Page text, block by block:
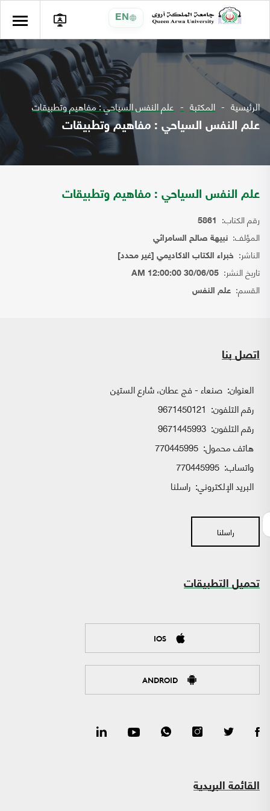
EN
الرئيسية المكتبة علم النفس السياحي : مفاهيم وتطبيقات
علم النفس السياحي : مفاهيم وتطبيقات
علم النفس السياحي : مفاهيم وتطبيقات
رقم الكتاب: 5861
المؤلف: نبيهة صالح السامرائي
الناشر: خبراء الكتاب الاكاديمي [غير محدد]
تاريخ النشر: 30/06/05 12:00:00 AM
القسم: علم النفس
اتصل بنا
العنوان: صنعاء - فج عطان، شارع الستين
رقم التلفون: 9671450121
رقم التلفون: 9671445993
هاتف محمول: 770445995
واتساب:
البريد الإلكتروني: راسلنا
راسلنا
تحميل التطبيقات
IOS
ANDROID
القائمة البريدية